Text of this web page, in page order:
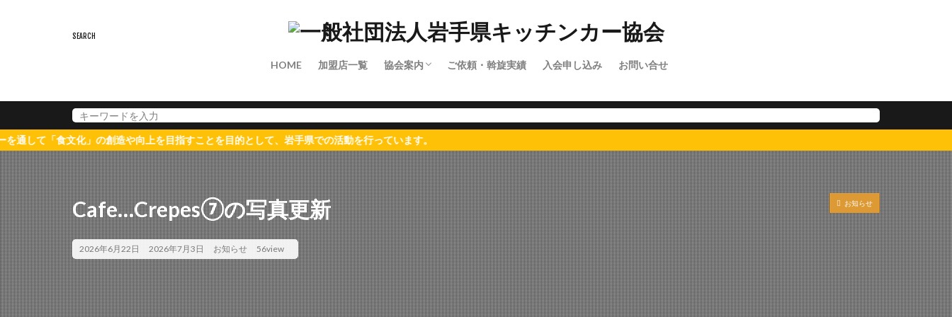
HOME 加盟店一覧 協会案内 ご依頼・斡旋実績 入会申し込み お問い合せ
文化」の創造や向上を目指すことを目的として、岩手県での活動を行っています。
Cafe…Crepes⑦の写真更新
2026年6月22日 2026年7月3日 お知らせ 56view
お知らせ